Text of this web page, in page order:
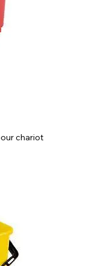
chariot